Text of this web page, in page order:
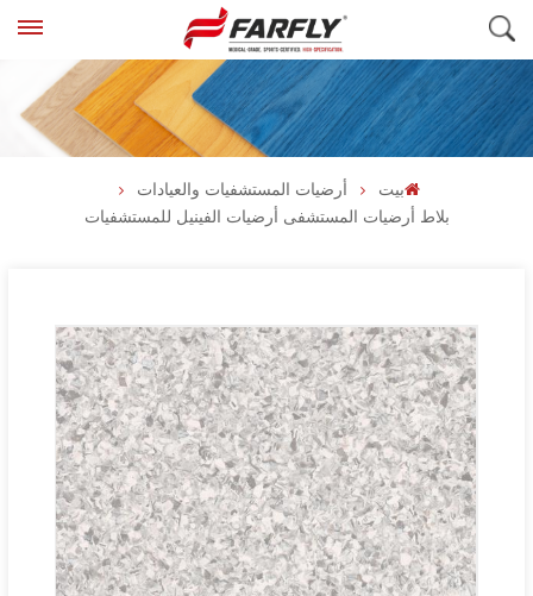
بيت
أرضيات المستشفيات والعيادات
بلاط أرضيات المستشفى أرضيات الفينيل للمستشفيات